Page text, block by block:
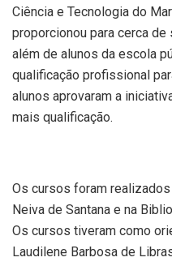
Ciência e Tecnologia do
proporcionou para cerca
além de alunos da escola
qualificação profissional
alunos aprovaram a
mais qualificação.
Os cursos foram
Neiva de Santana e na
Os cursos tiveram como
Laudilene Barbosa de